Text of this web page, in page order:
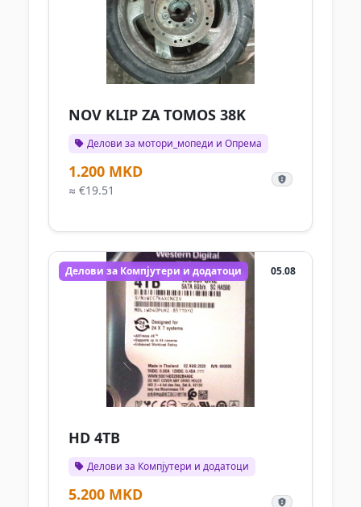
NOV KLIP ZA TOMOS 38K
Делови за мотори_мопеди и Опрема
1.200 MKD
≈ €19.51
05.08
Делови за Компјутери и додатоци
HD 4TB
Делови за Компјутери и додатоци
5.200 MKD